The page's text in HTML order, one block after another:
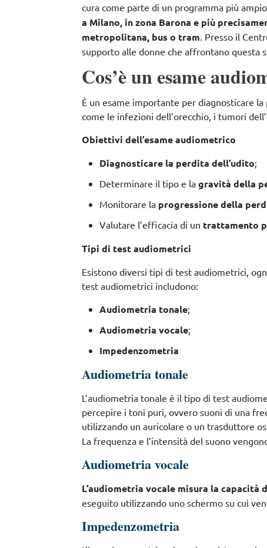
cura come parte di un programma più
a Milano, in zona Barona e più
metropolitana, bus o tram . Presso il
supporto alle donne che affrontano questa
Cos’è un esame
È un esame importante per diagnosticare
come le infezioni dell’orecchio, i tumori
Obiettivi dell’esame audiometrico
Diagnosticare la perdita dell’udito;
Determinare il tipo e lagravità della
Monitorare la progressione della
Valutare l’efficacia di un trattamento
Tipi di test audiometrici
Esistono diversi tipi di test audiometrici,
test audiometrici includono:
Audiometria tonale;
Audiometria vocale;
Impedenzometria
Audiometria tonale
L’audiometria tonale è il tipo di test
percepire i toni puri, ovvero suoni di una
utilizzando un auricolare o un trasduttore
La frequenza e l’intensità del suono
Audiometria vocale
L’audiometria vocale misura la
eseguito utilizzando uno schermo su cui
Impedenzometria